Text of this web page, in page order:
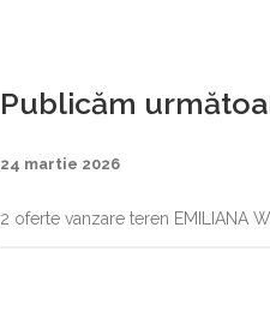
Publicăm
24 martie 2026
2 oferte vanzare teren EMILIANA